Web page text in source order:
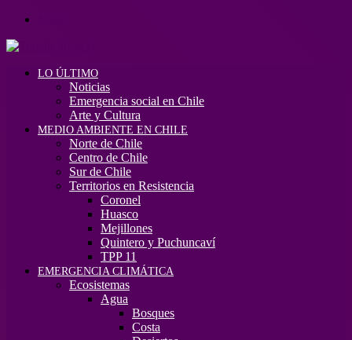
LO ÚLTIMO
Noticias
Emergencia social en Chile
Arte y Cultura
MEDIO AMBIENTE EN CHILE
Norte de Chile
Centro de Chile
Sur de Chile
Territorios en Resistencia
Coronel
Huasco
Mejillones
Quintero y Puchuncaví
TPP 11
EMERGENCIA CLIMÁTICA
Ecosistemas
Agua
Bosques
Costa